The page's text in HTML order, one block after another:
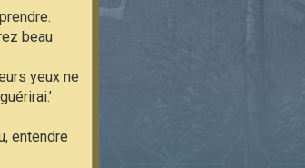
beau
yeux ne
entendre